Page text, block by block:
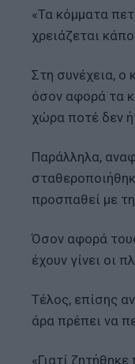
«Τα κόμματα
χρειάζεται
Στη συνέχεια, ο
όσον αφορά τα
χώρα ποτέ δεν
Παράλληλα,
προσπαθεί με
Όσον αφορά
έχουν γίνει οι
Τέλος, επίσης
άρα πρέπει να
«Γιατί